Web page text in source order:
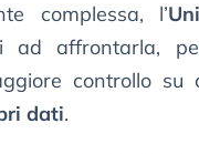
complessa, l’
ad affrontarla,
controllo
dati.